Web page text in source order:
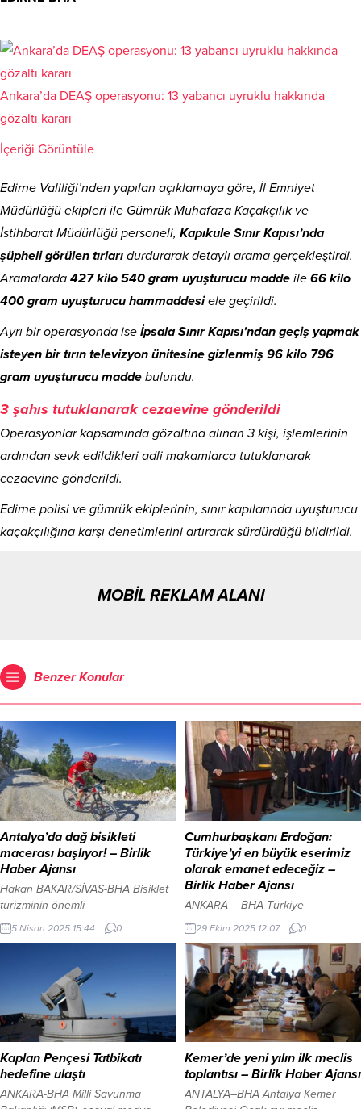
Ankara’da DEAŞ operasyonu: 13 yabancı uyruklu hakkında
gözaltı kararı
İçeriği Görüntüle
Edirne Valiliği’nden yapılan açıklamaya göre, İl Emniyet
Müdürlüğü ekipleri ile Gümrük Muhafaza Kaçakçılık ve
İstihbarat Müdürlüğü personeli, Kapıkule Sınır Kapısı’nda
şüpheli görülen tırları durdurarak detaylı arama gerçekleştirdi.
Aramalarda 427 kilo 540 gram uyuşturucu madde ile 66 kilo
400 gram uyuşturucu hammaddesiele geçirildi.
Ayrı bir operasyonda ise İpsala Sınır Kapısı’ndan geçiş yapmak
isteyen bir tırın televizyon ünitesine gizlenmiş 96 kilo 796
gram uyuşturucu madde bulundu.
3 şahıs tutuklanarak cezaevine gönderildi
Operasyonlar kapsamında gözaltına alınan 3 kişi, işlemlerinin
ardından sevk edildikleri adli makamlarca tutuklanarak
cezaevine gönderildi.
Edirne polisi ve gümrük ekiplerinin, sınır kapılarında uyuşturucu
kaçakçılığına karşı denetimlerini artırarak sürdürdüğü bildirildi.
MOBİL REKLAM ALANI
Benzer Konular
Antalya’da dağ bisikleti
macerası başlıyor! – Birlik
Haber Ajansı
Hakan BAKAR/SİVAS-BHA Bisiklet
turizminin önemli
destinasyonlarından Antalya, 10-13
nisan tarihlerinde Trans Taurus
sahipliği yapacak. Antalya’nın
Kemer ilçesi dağ, gravel ve e-bike
bisikleti tutkunlarını bir araya
getirecek. ‘Bisikletin Kalbi
Kemer’de Atıyor’ sloganı ile bu yıl
üçüncüsü düzenlenecek
organizasyonda sporcular, Toros
Dağları’nın benzersiz doğasında
pedal basacaklar. 4...
5 Nisan 2025 15:44 0
Cumhurbaşkanı Erdoğan:
Türkiye’yi en büyük eserimiz
olarak emanet edeceğiz –
Birlik Haber Ajansı
ANKARA – BHA Türkiye
Cumhuriyeti’nin kuruluşunun
102’nci yıl dönümü, yurt genelinde
büyük bir coşku ve gururla
kutlanıyor. Cumhurbaşkanı Recep
Tayyip Erdoğan başkanlığındaki
devlet erkanı, 29 Ekim Cumhuriyet
Bayramı dolayısıyla Anıtkabir’i
ziyaret etti. Tören, devlet erkanının
Aslanlı Yol’dan yürüyüşüyle
başladı. Cumhurbaşkanı Erdoğan,
Atatürk’ün mozolesine ay yıldızlı
çelengi bıraktı. Ardından saygı
29 Ekim 2025 12:07 0
Kaplan Pençesi Tatbikatı
hedefine ulaştı
ANKARA-BHA Milli Savunma
Kemer’de yeni yılın ilk meclis
toplantısı – Birlik Haber Ajansı
ANTALYA–BHA Antalya Kemer